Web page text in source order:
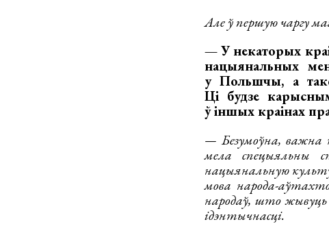
Але ў першую чаргу
— У некаторых
нацыянальных
у Польшчы, а
Ці будзе
ў іншых краінах
— Безумоўна, важна
мела спецыяльны
нацыянальную
мова народа-
народаў, што жывуць
ідэнтычнасці.